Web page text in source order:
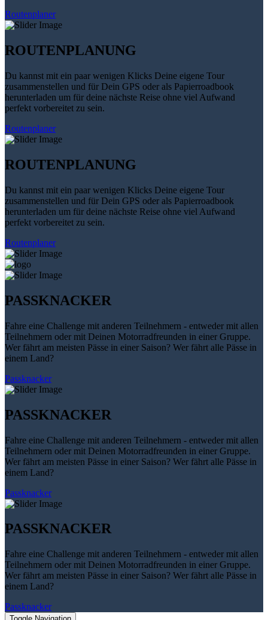
Routenplaner
ROUTENPLANUNG
Du kannst mit ein paar wenigen Klicks Deine eigene Tour
zusammenstellen und für Dein GPS oder als Papierroadbook
herunterladen um für deine nächste Reise ohne viel Aufwand
perfekt vorbereitet zu sein.
Routenplaner
ROUTENPLANUNG
Du kannst mit ein paar wenigen Klicks Deine eigene Tour
zusammenstellen und für Dein GPS oder als Papierroadbook
herunterladen um für deine nächste Reise ohne viel Aufwand
perfekt vorbereitet zu sein.
Routenplaner
PASSKNACKER
Fahre eine Challenge mit anderen Teilnehmern - entweder mit allen
Teilnehmern oder mit Deinen Motorradfreunden in einer Gruppe.
Wer fährt am meisten Pässe in einer Saison? Wer fährt alle Pässe in
einem Land?
Passknacker
PASSKNACKER
Fahre eine Challenge mit anderen Teilnehmern - entweder mit allen
Teilnehmern oder mit Deinen Motorradfreunden in einer Gruppe.
Wer fährt am meisten Pässe in einer Saison? Wer fährt alle Pässe in
einem Land?
Passknacker
PASSKNACKER
Fahre eine Challenge mit anderen Teilnehmern - entweder mit allen
Teilnehmern oder mit Deinen Motorradfreunden in einer Gruppe.
Wer fährt am meisten Pässe in einer Saison? Wer fährt alle Pässe in
einem Land?
Passknacker